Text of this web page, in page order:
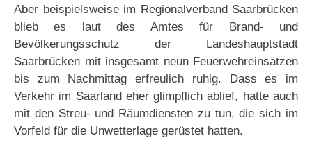
Aber beispielsweise im Regionalverband Saarbrücken
blieb es laut des Amtes für Brand- und
Bevölkerungsschutz der Landeshauptstadt
Saarbrücken mit insgesamt neun Feuerwehreinsätzen
bis zum Nachmittag erfreulich ruhig. Dass es im
Verkehr im Saarland eher glimpflich ablief, hatte auch
mit den Streu- und Räumdiensten zu tun, die sich im
Vorfeld für die Unwetterlage gerüstet hatten.